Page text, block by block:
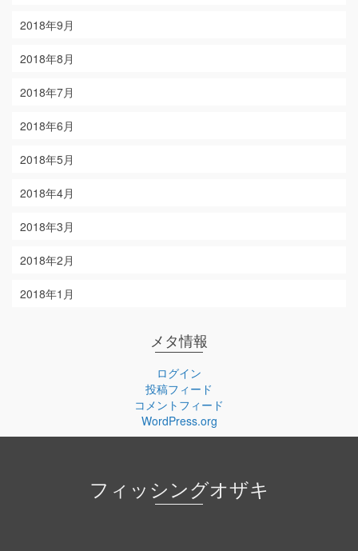
2018年9月
2018年8月
2018年7月
2018年6月
2018年5月
2018年4月
2018年3月
2018年2月
2018年1月
メタ情報
ログイン
投稿フィード
コメントフィード
WordPress.org
フィッシングオザキ